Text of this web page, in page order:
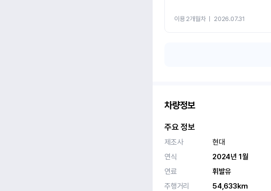
이용 2개월차ㅣ 2026.07.31
차량정보
주요 정보
제조사
현대
연식
2024년 1월
연료
휘발유
주행거리
54,633km